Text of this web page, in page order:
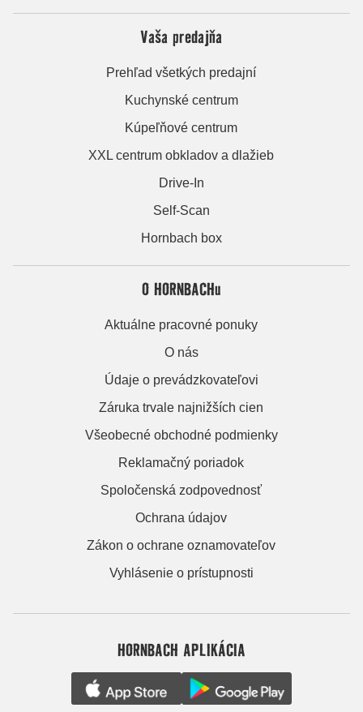
Vaša predajňa
Prehľad všetkých predajní
Kuchynské centrum
Kúpeľňové centrum
XXL centrum obkladov a dlažieb
Drive-In
Self-Scan
Hornbach box
O HORNBACHu
Aktuálne pracovné ponuky
O nás
Údaje o prevádzkovateľovi
Záruka trvale najnižších cien
Všeobecné obchodné podmienky
Reklamačný poriadok
Spoločenská zodpovednosť
Ochrana údajov
Zákon o ochrane oznamovateľov
Vyhlásenie o prístupnosti
HORNBACH APLIKÁCIA